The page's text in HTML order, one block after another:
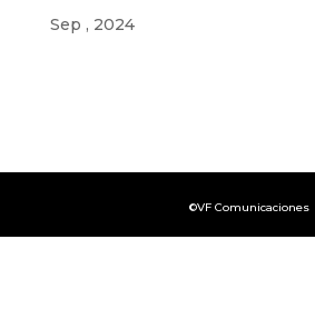
Sep , 2024
©VF Comunicaciones